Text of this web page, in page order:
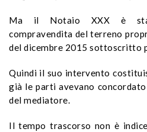
Ma il Notaio XXX è
compravendita del terreno
del dicembre 2015 sottoscritto
Quindi il suo intervento
già le parti avevano
del mediatore.
Il tempo trascorso non è